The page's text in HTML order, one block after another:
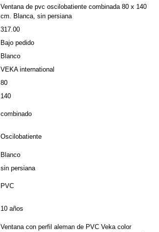
Ventana de pvc oscilobatiente combinada 80 x 140
cm. Blanca, sin persiana
317.00
Bajo pedido
Blanco
VEKA international
80
140
combinado
Oscilobatiente
Blanco
sin persiana
PVC
10 años
Ventana con perfil aleman de PVC Veka color